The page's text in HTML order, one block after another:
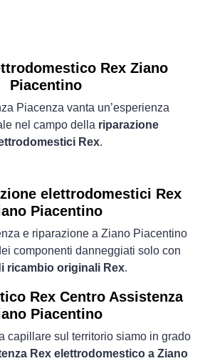
Rex Ziano
Piacentino
Piacenza vanta un’esperienza
nel campo della riparazione
Rex.
elettrodomestici Rex
Piacentino
e riparazione a Ziano Piacentino
componenti danneggiati solo con
ricambio originali Rex.
Rex Centro Assistenza
Piacentino
capillare sul territorio siamo in grado
Rex elettrodomestico a Ziano